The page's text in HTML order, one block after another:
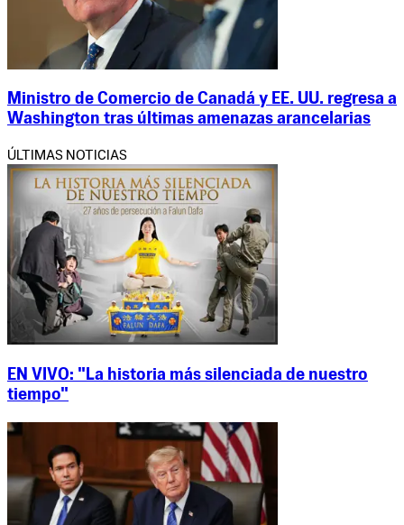
Ministro de Comercio de Canadá y EE. UU. regresa a
Washington tras últimas amenazas arancelarias
ÚLTIMAS NOTICIAS
EN VIVO: "La historia más silenciada de nuestro
tiempo"